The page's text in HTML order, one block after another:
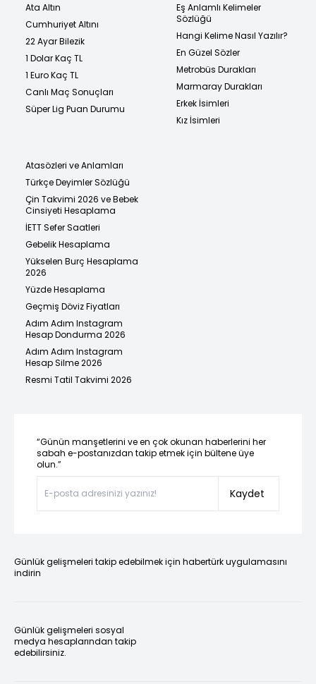
Ata Altın
Cumhuriyet Altını
22 Ayar Bilezik
1 Dolar Kaç TL
1 Euro Kaç TL
Canlı Maç Sonuçları
Süper Lig Puan Durumu
Eş Anlamlı Kelimeler
Sözlüğü
Hangi Kelime Nasıl Yazılır?
En Güzel Sözler
Metrobüs Durakları
Marmaray Durakları
Erkek İsimleri
Kız İsimleri
Atasözleri ve Anlamları
Türkçe Deyimler Sözlüğü
Çin Takvimi 2026 ve Bebek
Cinsiyeti Hesaplama
İETT Sefer Saatleri
Gebelik Hesaplama
Yükselen Burç Hesaplama
2026
Yüzde Hesaplama
Geçmiş Döviz Fiyatları
Adım Adım Instagram
Hesap Dondurma 2026
Adım Adım Instagram
Hesap Silme 2026
Resmi Tatil Takvimi 2026
“Günün manşetlerini ve en çok okunan haberlerini her
sabah e-postanızdan takip etmek için bültene üye
olun.”
Kaydet
Günlük gelişmeleri takip edebilmek için habertürk uygulamasını
indirin
Günlük gelişmeleri sosyal
medya hesaplarından takip
edebilirsiniz.